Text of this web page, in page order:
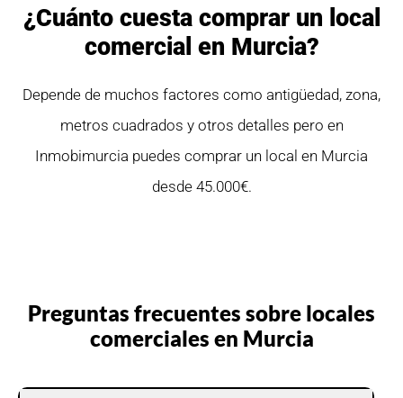
¿Cuánto cuesta comprar un local
comercial en Murcia?
Depende de muchos factores como antigüedad, zona,
metros cuadrados y otros detalles pero en
Inmobimurcia puedes comprar un local en Murcia
desde 45.000€.
Preguntas frecuentes sobre locales
comerciales en Murcia